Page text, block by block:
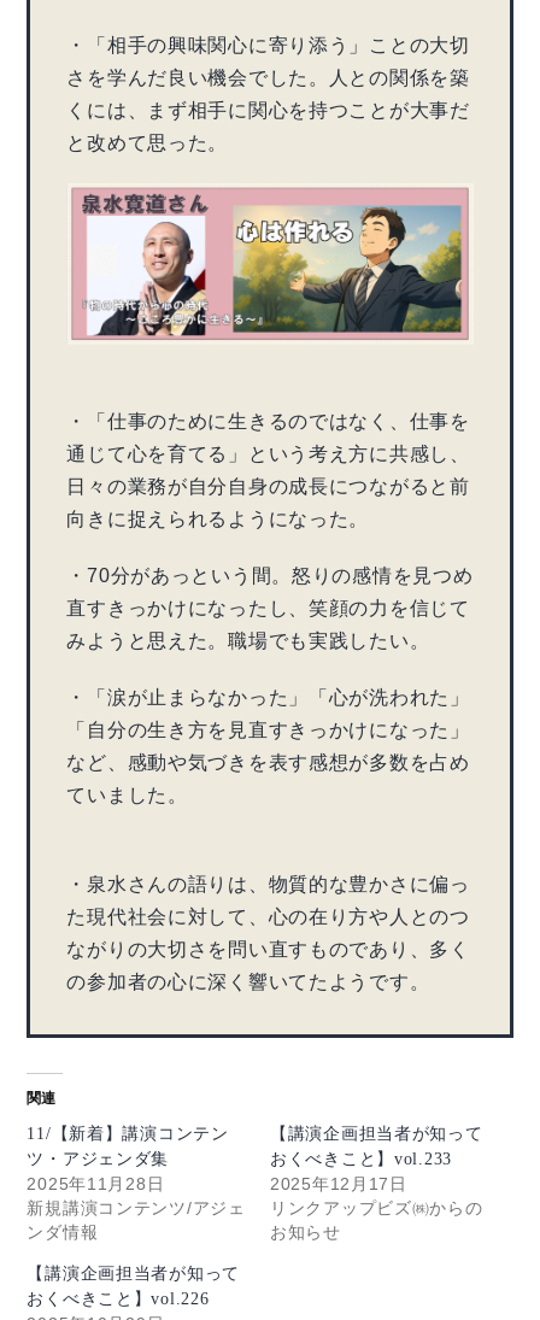
・「相手の興味関心に寄り添う」ことの大切
さを学んだ良い機会でした。人との関係を築
くには、まず相手に関心を持つことが大事だ
と改めて思った。
・「仕事のために生きるのではなく、仕事を
通じて心を育てる」という考え方に共感し、
日々の業務が自分自身の成長につながると前
向きに捉えられるようになった。
・70分があっという間。怒りの感情を見つめ
直すきっかけになったし、笑顔の力を信じて
みようと思えた。職場でも実践したい。
・「涙が止まらなかった」「心が洗われた」
「自分の生き方を見直すきっかけになった」
など、感動や気づきを表す感想が多数を占め
ていました。
・泉水さんの語りは、物質的な豊かさに偏っ
た現代社会に対して、心の在り方や人とのつ
ながりの大切さを問い直すものであり、多く
の参加者の心に深く響いてたようです。
関連
11/【新着】講演コンテン
ツ・アジェンダ集
2025年11月28日
新規講演コンテンツ/アジェ
ンダ情報
【講演企画担当者が知って
おくべきこと】vol.233
2025年12月17日
リンクアップビズ㈱からの
お知らせ
【講演企画担当者が知って
おくべきこと】vol.226